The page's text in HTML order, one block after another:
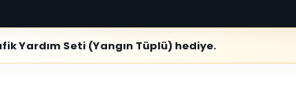
Yardım Seti (Yangın Tüplü) hediye.